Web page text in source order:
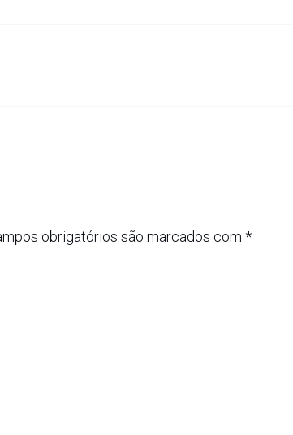
obrigatórios são marcados com *